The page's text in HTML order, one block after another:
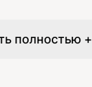
полностью +